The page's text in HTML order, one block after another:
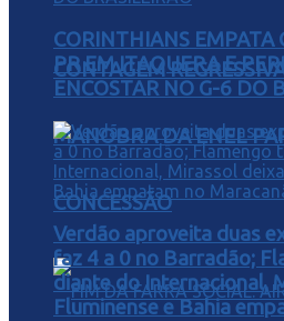
CONTAGEM
MANOBRA DA ENEL
CONCESSÃO
CORINTHIANS EMPATA
PR EM ITAQUERA E
ENCOSTAR NO G-6 DO
Verdão aproveita duas
faz 4 a 0 no Barradão;
diante do Internacional,
Fluminense e Bahia